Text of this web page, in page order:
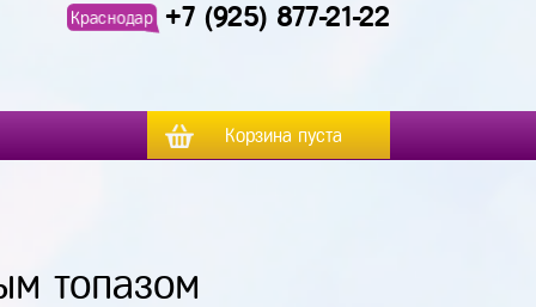
Краснодар +7 (925) 877-21-22
Корзина пуста
топазом